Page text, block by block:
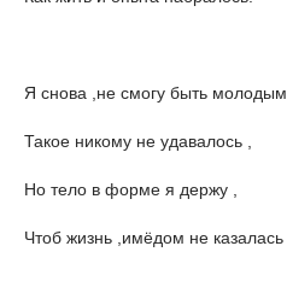
Я снова ,не смогу быть молодым,
Такое никому не удавалось ,
Но тело в форме я держу ,
Чтоб жизнь ,имёдом не казалась .